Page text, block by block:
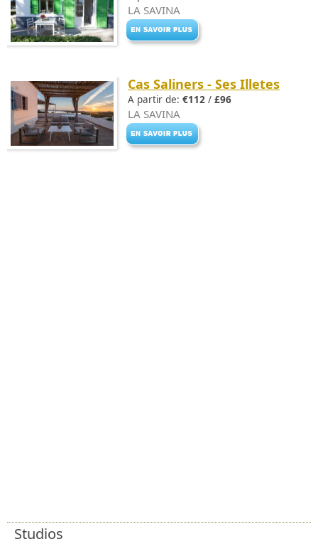
LA SAVINA
Cas Saliners - Ses Illetes
A partir de: €112 / £96
LA SAVINA
Studios